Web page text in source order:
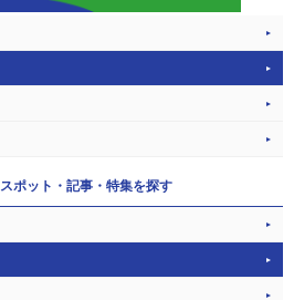
スポット・記事・特集を探す